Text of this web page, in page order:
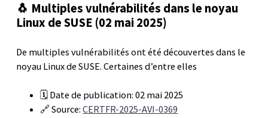
🐧 Multiples vulnérabilités dans le noyau
Linux de SUSE (02 mai 2025)
De multiples vulnérabilités ont été découvertes dans le
noyau Linux de SUSE. Certaines d’entre elles
🗓️ Date de publication: 02 mai 2025
🔗 Source:CERTFR-2025-AVI-0369